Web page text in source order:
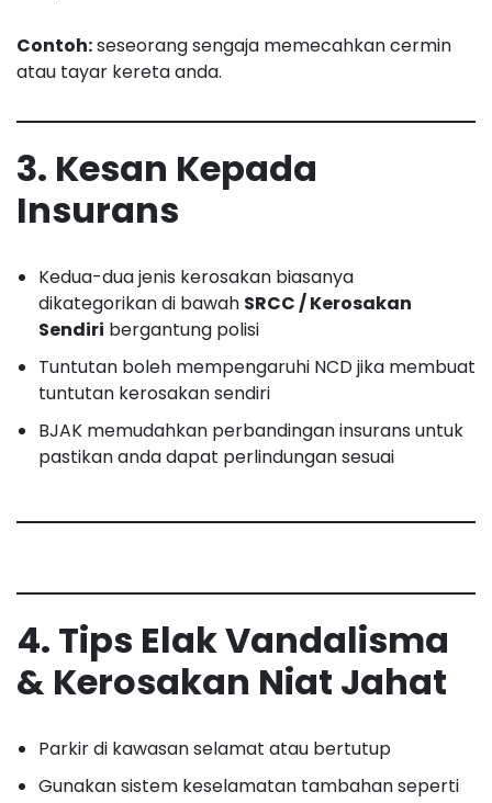
Contoh:seseorang sengaja memecahkan cermin
atau tayar kereta anda.
3. Kesan Kepada
Insurans
Kedua-dua jenis kerosakan biasanya
dikategorikan di bawah SRCC / Kerosakan
Sendiri bergantung polisi
Tuntutan boleh mempengaruhi NCD jika membuat
tuntutan kerosakan sendiri
BJAK memudahkan perbandingan insurans untuk
pastikan anda dapat perlindungan sesuai
4. Tips Elak Vandalisma
& Kerosakan Niat Jahat
Parkir di kawasan selamat atau bertutup
Gunakan sistem keselamatan tambahan seperti